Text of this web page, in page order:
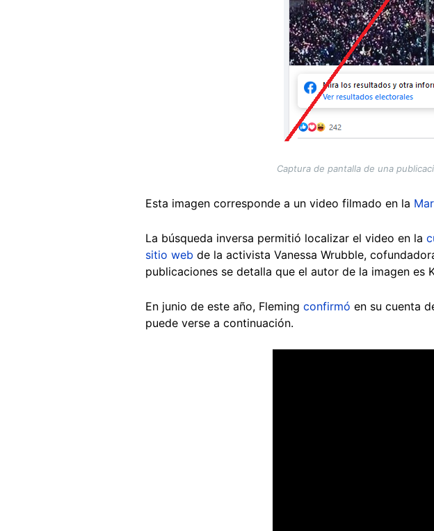
Captura de pantalla de una
Esta imagen corresponde a un video filmado en la
La búsqueda inversa permitió localizar el video en la
sitio web de la activista Vanessa Wrubble,
publicaciones se detalla que el autor de la imagen es
En junio de este año, Fleming confirmó en su cuenta
puede verse a continuación.